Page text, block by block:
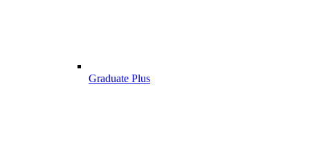
Graduate Plus